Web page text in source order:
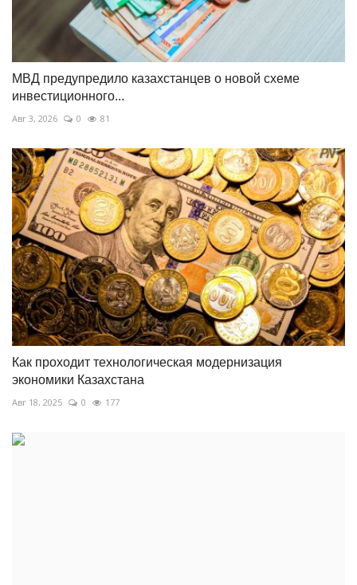
МВД предупредило казахстанцев о новой схеме
инвестиционного...
Авг 3, 2026 0 81
Как проходит технологическая модернизация
экономики Казахстана
Авг 18, 2025 0 177